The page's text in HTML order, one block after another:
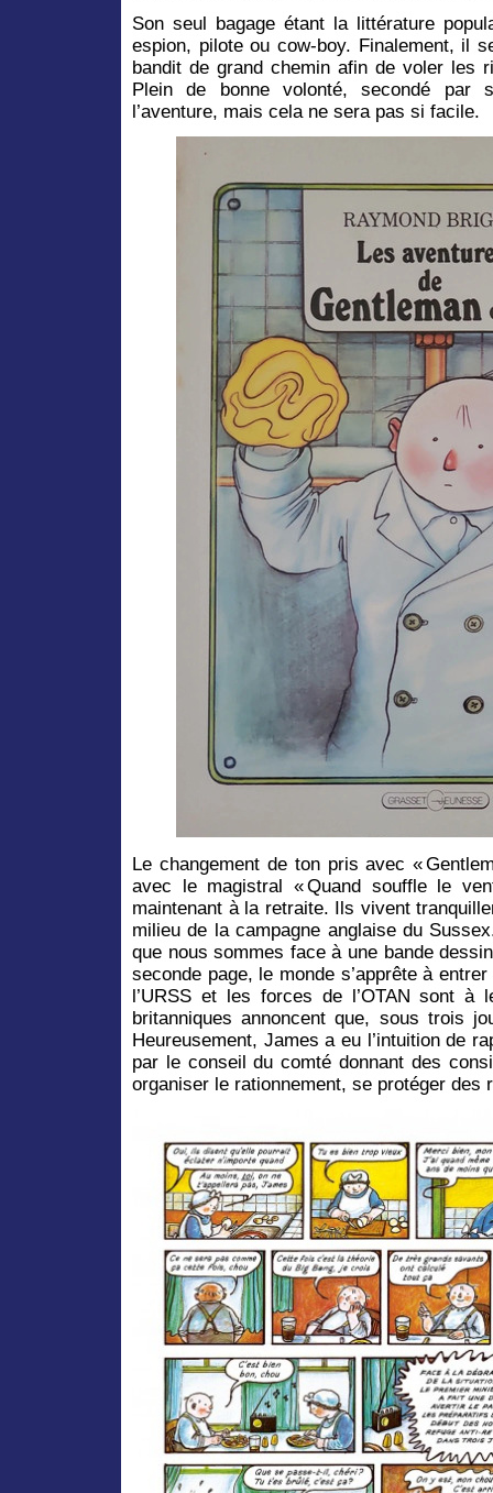
Son seul bagage étant la littérature
espion, pilote ou cow-boy. Finalement, il
bandit de grand chemin afin de voler les
Plein de bonne volonté, secondé
l’aventure, mais cela ne sera pas si facile.
Le changement de ton pris avec «
avec le magistral « Quand souffle le
maintenant à la retraite. Ils vivent
milieu de la campagne anglaise du
que nous sommes face à une bande
seconde page, le monde s’apprête à
l’URSS et les forces de l’OTAN sont à
britanniques annoncent que, sous trois
Heureusement, James a eu l’intuition de
par le conseil du comté donnant des
organiser le rationnement, se protéger des